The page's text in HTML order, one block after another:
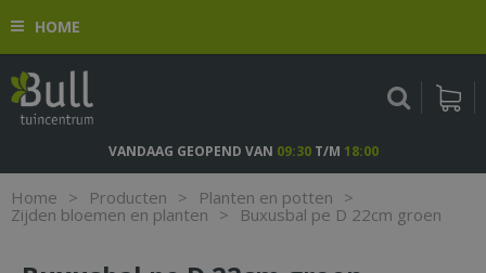
n
o
HOME
Home > Producten > Planten en potten >
Zijden bloemen en planten > Buxusbal pe D 22cm groen
VANDAAG GEOPEND VAN 09:30T/M 18:00